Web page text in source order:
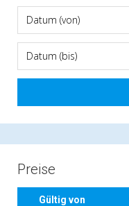
Preise
Gültig von